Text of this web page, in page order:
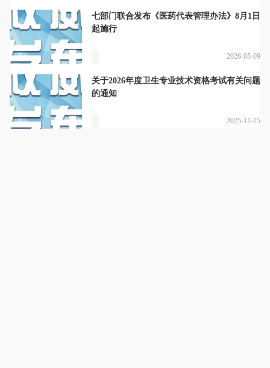
七部门联合发布《医药代表管理办法》8月1日
起施行
2026-05-09
关于2026年度卫生专业技术资格考试有关问题
的通知
2025-11-25